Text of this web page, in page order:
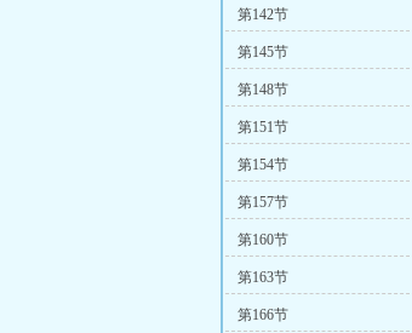
第142节
第145节
第148节
第151节
第154节
第157节
第160节
第163节
第166节